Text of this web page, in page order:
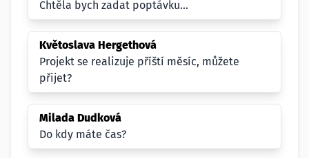
Chtěla bych zadat poptávku...
Květoslava Hergethová
Projekt se realizuje příští měsíc, můžete
přijet?
Milada Dudková
Do kdy máte čas?